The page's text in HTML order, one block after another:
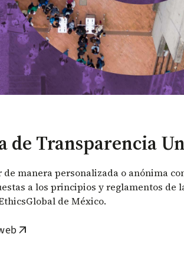
de Transparencia
manera personalizada o anónima
a los principios y reglamentos de
de México.
arrow_outward